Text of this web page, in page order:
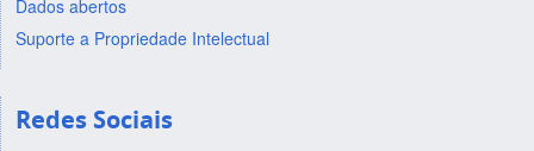
Dados abertos
Suporte a Propriedade Intelectual
Redes Sociais